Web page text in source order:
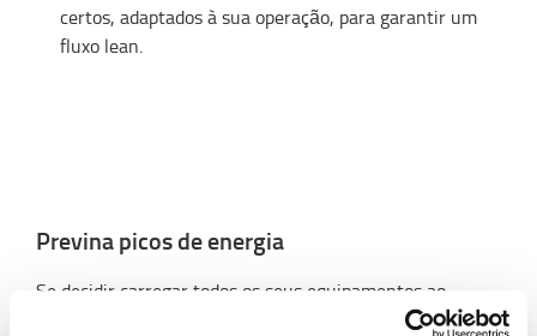
certos, adaptados à sua operação, para garantir um
fluxo lean.
Previna picos de energia
Se decidir carregar todos os seus equipamentos ao
mesmo tempo, por exemplo, durante o horário de